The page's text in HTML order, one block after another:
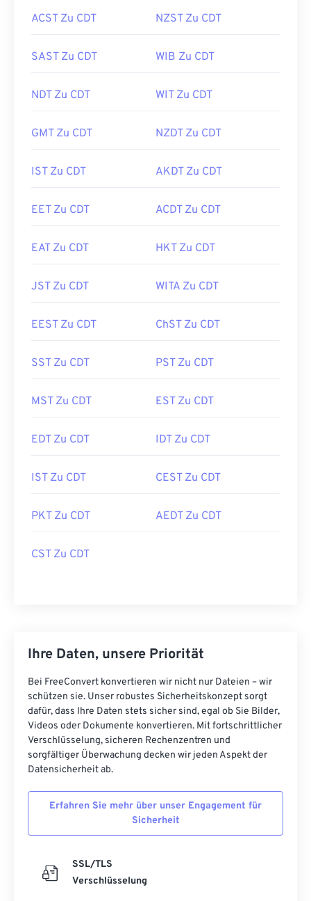
ACST Zu CDT NZST Zu CDT
SAST Zu CDT WIB Zu CDT
NDT Zu CDT WIT Zu CDT
GMT Zu CDT NZDT Zu CDT
IST Zu CDT AKDT Zu CDT
EET Zu CDT ACDT Zu CDT
EAT Zu CDT HKT Zu CDT
JST Zu CDT WITA Zu CDT
EEST Zu CDT ChST Zu CDT
SST Zu CDT PST Zu CDT
MST Zu CDT EST Zu CDT
EDT Zu CDT IDT Zu CDT
IST Zu CDT CEST Zu CDT
PKT Zu CDT AEDT Zu CDT
CST Zu CDT
Ihre Daten, unsere Priorität
Bei FreeConvert konvertieren wir nicht nur Dateien – wir
schützen sie. Unser robustes Sicherheitskonzept sorgt
dafür, dass Ihre Daten stets sicher sind, egal ob Sie Bilder,
Videos oder Dokumente konvertieren. Mit fortschrittlicher
Verschlüsselung, sicheren Rechenzentren und
sorgfältiger Überwachung decken wir jeden Aspekt der
Datensicherheit ab.
Erfahren Sie mehr über unser Engagement für
Sicherheit
SSL/TLS
Verschlüsselung